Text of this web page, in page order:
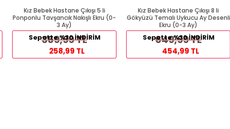
Kız Bebek Hastane Çıkışı 5 li
Ponponlu Tavşancık Nakışlı Ekru (0-
3 Ay)
369,99 TL
Sepette %30 İNDİRİM
258,99 TL
Kız Bebek Hastane Çıkışı 8 li
Gökyüzü Temalı Uykucu Ay Desenli
Ekru (0-3 Ay)
649,99 TL
Sepette %30 İNDİRİM
454,99 TL